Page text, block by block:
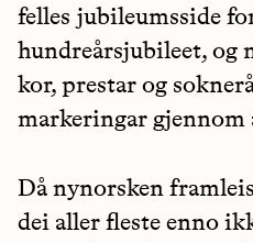
felles jubileumsside
hundreårsjubileet, og
kor, prestar og
markeringar gjennom
Då nynorsken
dei aller fleste enno